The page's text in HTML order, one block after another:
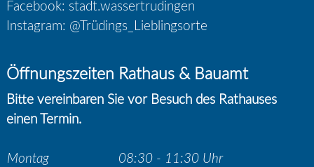
Facebook: stadt.wassertrudingen
Instagram: @Trüdings_Lieblingsorte
Öffnungszeiten Rathaus & Bauamt
Bitte vereinbaren Sie vor Besuch des Rathauses
einen Termin.
Montag
08:30 - 11:30 Uhr